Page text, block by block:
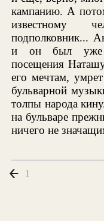
кампанию. А
известному
подполковник...
и он был уже
посещения
его мечтам,
бульварной
толпы народа
на бульваре
ничего не
1